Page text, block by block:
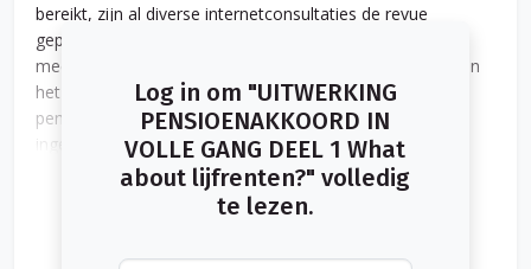
bereikt, zijn al diverse internetconsultaties de revue
gepasseerd en is al menig wetsvoorstel ingediend. Het
meest recente wetsvoorstel dat een uitwerking vormt van
het Pensioenakkoord is het wetsvoorstel Wet toekomst
pensioenen. Dit wetsvoorstel is op 30 maart 2022
ingediend bij de Tweede Kamer en was ten tijde van het
opstellen van deze vakbijdrage nog in behandeling bij die
Log in om "UITWERKING
PENSIOENAKKOORD IN
VOLLE GANG DEEL 1 What
about lijfrenten?" volledig
te lezen.